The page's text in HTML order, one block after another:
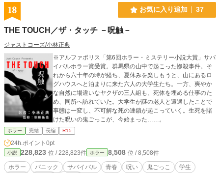
18 お気に入り追加 37
THE TOUCH／ザ・タッチ －呪触－
ジャストコーズ/小林正典
※アルファポリス「第6回ホラー・ミステリー小説大賞」サバ
イバルホラー賞受賞。群馬県の山中で起こった惨殺事件。そ
れから六十年の時が経ち、夏休みを楽しもうと、山にあるロ
グハウスへと泊まりに来た六人の大学生たち。一方、爽やか
な自然に場違いなヤクザの三人組も、死体を埋める仕事のた
め、同所へ訪れていた。大学生が謎の老人と遭遇したことで
事態は一変し、不可解な死の連鎖が起こっていく。生死を賭
けた呪いの鬼ごっこが、今始まった……。
ホラー 完結 長編 R15
24h.ポイント 0pt
小説 228,823 位 / 228,823件 ホラー 8,508 位 / 8,508件
ホラー パニック サバイバル 青春 呪い 鬼ごっこ
学生